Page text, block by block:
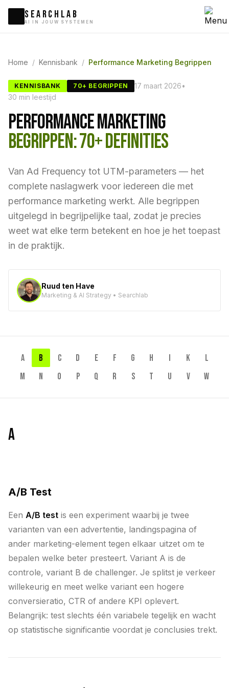
SEARCHLAB
AI IN JOUW SYSTEMEN
Home / Kennisbank / Performance Marketing Begrippen
KENNISBANK 70+ BEGRIPPEN 17 maart 2026•
30 min leestijd
PERFORMANCE MARKETING
BEGRIPPEN: 70+ DEFINITIES
Van Ad Frequency tot UTM-parameters — het
complete naslagwerk voor iedereen die met
performance marketing werkt. Alle begrippen
uitgelegd in begrijpelijke taal, zodat je precies
weet wat elke term betekent en hoe je het toepast
in de praktijk.
Ruud ten Have
Marketing & AI Strategy • Searchlab
A B C D E F G H I K
L
M
N O P Q R S T U V W
A
A/B Test
Een A/B test is een experiment waarbij je twee
varianten van een advertentie, landingspagina of
ander marketing-element tegen elkaar uitzet om te
bepalen welke beter presteert. Variant A is de
controle, variant B de challenger. Je splitst je verkeer
willekeurig en meet welke variant een hogere
conversieratio, CTR of andere KPI oplevert.
Belangrijk: test slechts één variabele tegelijk en wacht
op statistische significantie voordat je conclusies trekt.